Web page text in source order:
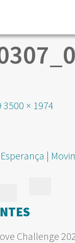
Tamanho
3500 × 1974
Esperança |
Challenge